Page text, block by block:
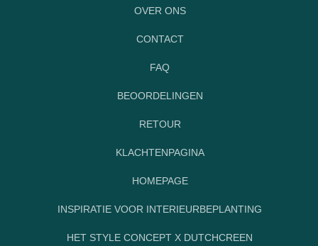
OVER ONS
CONTACT
FAQ
BEOORDELINGEN
RETOUR
KLACHTENPAGINA
HOMEPAGE
INSPIRATIE VOOR INTERIEURBEPLANTING
HET STYLE CONCEPT X DUTCHCREEN